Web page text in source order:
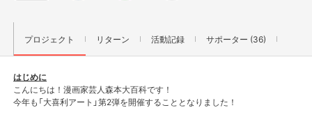
プロジェクト リターン 活動記録 サポーター (36)
はじめに
こんにちは！漫画家芸人森本大百科です！
今年も「大喜利アート」第2弾を開催することとなりました！